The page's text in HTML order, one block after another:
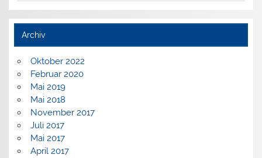
Archiv
Oktober 2022
Februar 2020
Mai 2019
Mai 2018
November 2017
Juli 2017
Mai 2017
April 2017